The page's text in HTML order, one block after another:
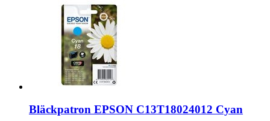
Bläckpatron EPSON C13T18024012 Cyan